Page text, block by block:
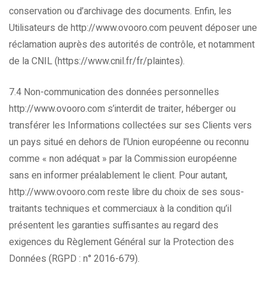
conservation ou d’archivage des documents. Enfin, les
Utilisateurs de http://www.ovooro.com peuvent déposer une
réclamation auprès des autorités de contrôle, et notamment
de la CNIL (https://www.cnil.fr/fr/plaintes).
7.4 Non-communication des données personnelles
http://www.ovooro.com s’interdit de traiter, héberger ou
transférer les Informations collectées sur ses Clients vers
un pays situé en dehors de l’Union européenne ou reconnu
comme « non adéquat » par la Commission européenne
sans en informer préalablement le client. Pour autant,
http://www.ovooro.com reste libre du choix de ses sous-
traitants techniques et commerciaux à la condition qu’il
présentent les garanties suffisantes au regard des
exigences du Règlement Général sur la Protection des
Données (RGPD : n° 2016-679).